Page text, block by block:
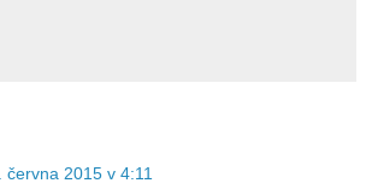
června 2015 v 4:11